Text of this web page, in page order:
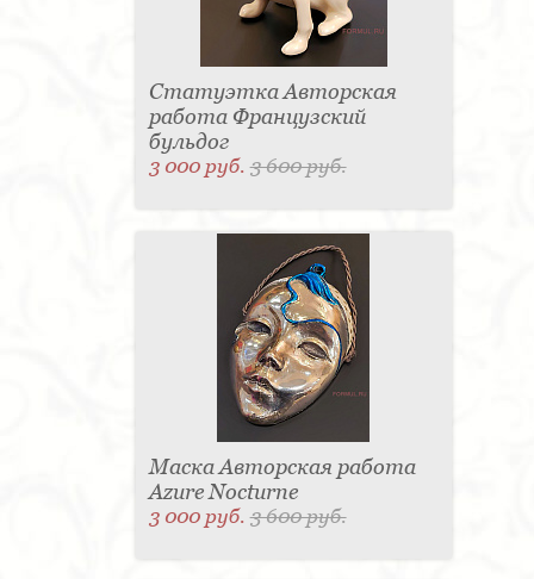
Статуэтка Авторская
работа Французский
бульдог
3 000 руб.3 600 руб.
Маска Авторская работа
Azure Nocturne
3 000 руб.3 600 руб.